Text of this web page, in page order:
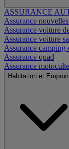
ASSURANCE
Assurance
Assurance voiture
Assurance voiture
Assurance
Assurance quad
Assurance
Habitation et